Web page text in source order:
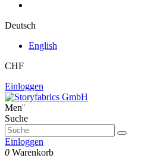
Deutsch
English
CHF
Einloggen
Men¨
Suche
Einloggen
0 Warenkorb